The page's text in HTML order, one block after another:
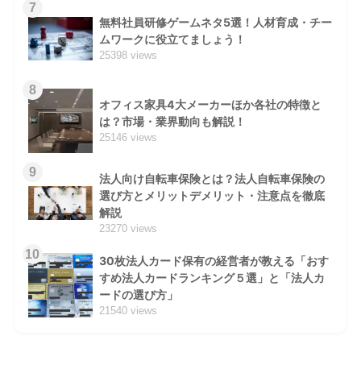
7
無料社員研修ゲームネタ5選！人材育成・チー
ムワークに役立てましょう！
25398 views
8
オフィス家具4大メーカーほか各社の特徴と
は？市場・業界動向も解説！
25146 views
9
法人向け自転車保険とは？法人自転車保険の
選び方とメリットデメリット・注意点を徹底
解説
23270 views
10
30枚法人カード保有の経営者が教える「おす
すめ法人カードランキング５選」と「法人カ
ードの選び方」
21540 views